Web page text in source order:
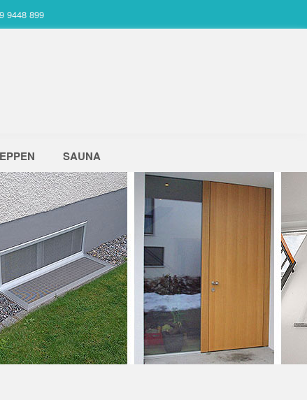
9448 899
SAUNA